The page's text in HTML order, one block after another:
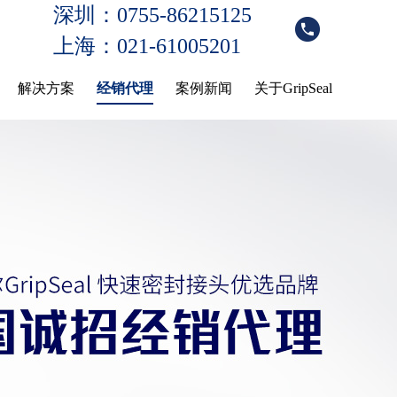
深圳：0755-86215125
上海：021-61005201
解决方案 经销代理 案例新闻 关于GripSeal